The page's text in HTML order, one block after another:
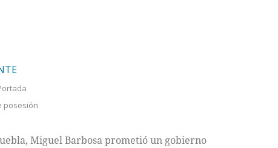
posesión
Miguel Barbosa prometió un gobierno